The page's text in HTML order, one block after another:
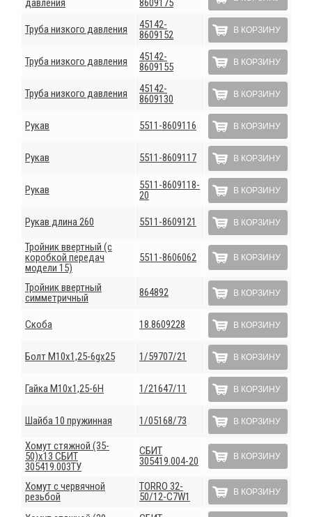
давления
8609175
Труба низкого давления
45142-
8609152
В КОРЗИНУ
Труба низкого давления
45142-
8609155
В КОРЗИНУ
Труба низкого давления
45142-
8609130
В КОРЗИНУ
Рукав 5511-8609116 В КОРЗИНУ
Рукав 5511-8609117 В КОРЗИНУ
Рукав
5511-8609118-
20
В КОРЗИНУ
Рукав длина 260 5511-8609121 В КОРЗИНУ
Тройник ввертный (с
коробкой передач
модели 15)
5511-8606062 В КОРЗИНУ
Тройник ввертный
симметричный
864892 В КОРЗИНУ
Скоба 18.8609228 В КОРЗИНУ
Болт М10х1,25-6gх25 1/59707/21 В КОРЗИНУ
Гайка М10х1,25-6Н 1/21647/11 В КОРЗИНУ
Шайба 10 пружинная 1/05168/73 В КОРЗИНУ
Хомут стяжной (35-
50)х13 СБИТ
305419.003ТУ
СБИТ
305419.004-20
В КОРЗИНУ
Хомут с червячной
резьбой
ТОRRО 32-
50/12-С7W1
В КОРЗИНУ